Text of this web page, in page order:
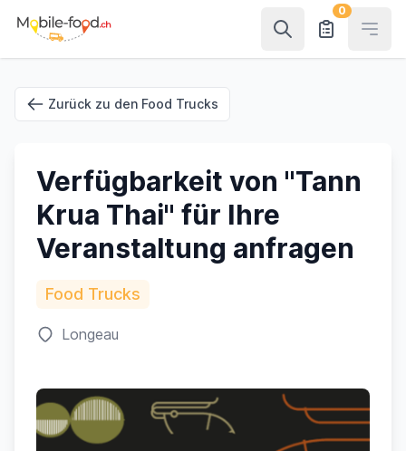
0
Zurück zu den Food Trucks
Verfügbarkeit von "Tann
Krua Thai" für Ihre
Veranstaltung anfragen
Food Trucks
Longeau